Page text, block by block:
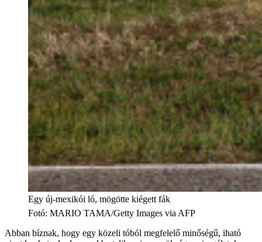
Egy új-mexikói ló, mögötte kiégett fák
Fotó: MARIO TAMA/Getty Images via AFP
Abban bíznak, hogy egy közeli tóból megfelelő minőségű, iható